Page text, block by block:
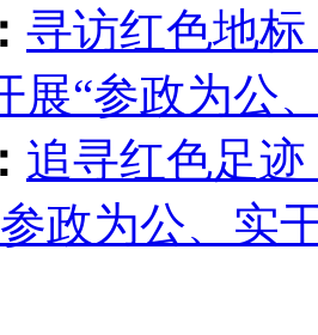
寻访红色地
展“参政为公
追寻红色足
政为公、实